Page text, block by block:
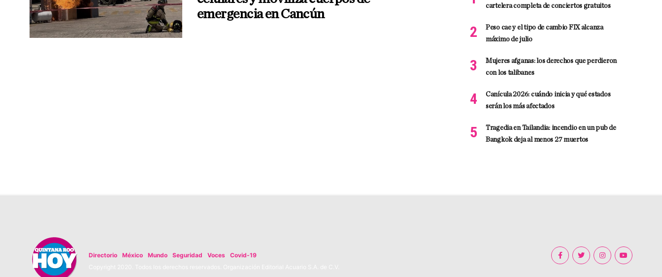
emergencia en Cancún
cartelera completa de conciertos gratuitos
Peso cae y el tipo de cambio FIX alcanza
máximo de julio
Mujeres afganas: los derechos que perdieron
con los talibanes
Canícula 2026: cuándo inicia y qué estados
serán los más afectados
Tragedia en Tailandia: incendio en un pub de
Bangkok deja al menos 27 muertos
Directorio México Mundo Seguridad Voces
Covid-19